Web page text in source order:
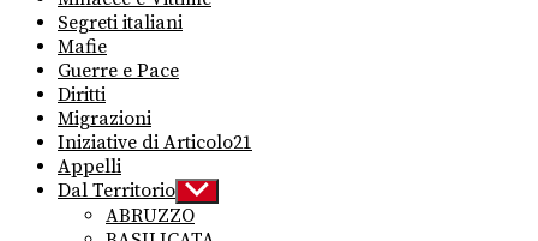
Segreti italiani
Mafie
Guerre e Pace
Diritti
Migrazioni
Iniziative di Articolo21
Appelli
Dal Territorio Show
sub
menu
ABRUZZO